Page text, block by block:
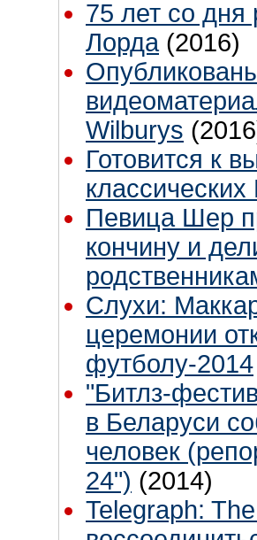
75 лет со
Лорда (2016)
Wilburys
Готовится к
Певица Шер
кончину и
Слухи:
церемонии
футболу-2014
"Битлз-
в Беларуси
человек
24") (2014)
Telegraph: